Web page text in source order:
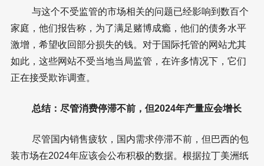
与这个不受监管的市场相关的问题已经影响到数百个
家庭，他们报告称，为了满足赌博成瘾，他们的债务水平
激增，希望收回部分损失的钱。对于国际托管的网站尤其
如此，这些网站不受当地当局监管，在许多情况下，它们
正在接受欺诈调查。
总结：尽管消费停滞不前，但2024年产量应会增长
尽管国内销售疲软，国内需求停滞不前，但巴西的包
装市场在2024年应该会公布积极的数据。根据拉丁美洲纸